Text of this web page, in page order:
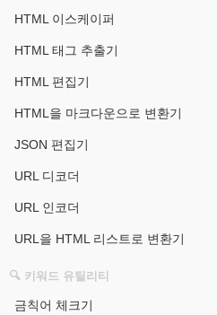
HTML 이스케이퍼
HTML 태그 추출기
HTML 편집기
HTML을 마크다운으로 변환기
JSON 편집기
URL 디코더
URL 인코더
URL을 HTML 리스트로 변환기
🔍 키워드 유틸리티
금칙어 체크기